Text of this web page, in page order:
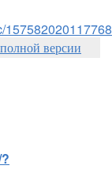
157582020117768
версии